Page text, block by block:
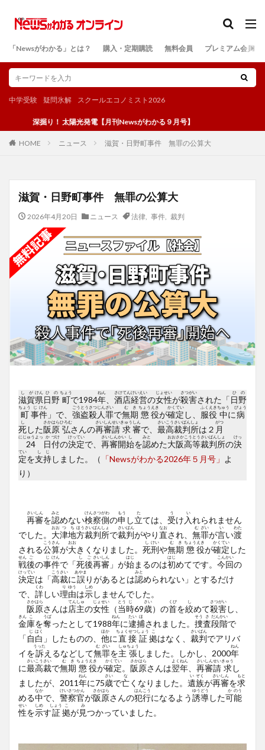
「Newsがわかる」とは？ 購入・定期購読 無料会員 プレミアム会員
中学受験 疑問氷解 スクールエコノミスト2026
深掘り！ 太陽光発電【月刊Newsがわかる９月号】
HOME ニュース 滋賀・日野町事件 無罪の公算大
滋賀・日野町事件 無罪の公算大
2026年4月20日 ニュース 法律, 事件, 裁判
滋
し
賀
が
県
けん
日
ひ
野
の
町
ちょう
で1984年
ねん
酒
さけ
店
てん
経
けい
営
えい
の女
じょ
性
せい
が殺
さつ
害
がい
された「日
ひ
野
の
町
ちょう
事
じ
件
けん
」で、 強
ごう
盗
とう
殺
さつ
人
じん
罪
ざい
で無
む
期
き
懲
ちょう
役
えき
が確
かく
定
てい
し、 服
ふく
役
えき
中
ちゅう
に病
びょう
死
し
した阪
さか
原
はら
弘
ひろむ
さんの再
さい
審
しん
請
せい
求
きゅう
審
しん
で、 最
さい
高
こう
裁
さい
判
ばん
所
しょ
は２ 月
がつ
24
にじゅうよっ
日
か
付
づけ
の決
けっ
定
てい
で、 再
さい
審
しん
開
かい
始
し
を認
みと
めた大
おお
阪
さか
高
こう
等
とう
裁
さい
判
ばん
所
しょ
の決
けっ
定
てい
を支
し
持
じ
しました。（ 「Newsがわかる2026年５月号」 よ
り）
再
さい
審
しん
を認
みと
めない検
けん
察
さつ
側
がわ
の申
もう
し立
た
ては、 受
う
け 入
い
れられません
でした。 大
おお
津
つ
地
ち
方
ほう
裁
さい
判
ばん
所
しょ
で裁
さい
判
ばん
がやり直
なお
され、 無
む
罪
ざい
が言
い
い渡
わた
される公
こう
算
さん
が大
おお
きくなりました。 死
し
刑
けい
や無
む
期
き
懲
ちょう
役
えき
が確
かく
定
てい
した
戦
せん
後
ご
の事
じ
件
けん
で「死
し
後
ご
再
さい
審
しん
」が始
はじ
まるのは初
はじ
めてです。 今
こん
回
かい
の
決
けっ
定
てい
は「高
こう
裁
さい
に誤
あやま
りがあるとは認
みと
められない」とするだけ
で、 詳
くわ
しい理
り
由
ゆう
は示
しめ
しませんでした。
阪
さか
原
はら
さんは店
てん
主
しゅ
の女
じょ
性
せい
（当
とう
時
じ
69歳
さい
）の首
くび
を絞
し
めて殺
さつ
害
がい
し、
金
きん
庫
こ
を奪
うば
ったとして1988年
ねん
に逮
たい
捕
ほ
されました。 捜
そう
査
さ
段
だん
階
かい
で
「自
じ
白
はく
」したものの、 他
ほか
に直
ちょく
接
せつ
証
しょう
拠
こ
はなく、 裁
さい
判
ばん
でアリバ
イを訴
うった
えるなどして無
む
罪
ざい
を主
しゅ
張
ちょう
しました。しかし、2000年
ねん
に最
さい
高
こう
裁
さい
で無
む
期
き
懲
ちょう
役
えき
が確
かく
定
てい
。 阪
さか
原
はら
さんは翌
よく
年
ねん
再
さい
審
しん
請
せい
求
きゅう
し
ましたが、2011年
ねん
に75歳
さい
で亡
な
くなりました。 遺
い
族
ぞく
が再
さい
審
しん
を求
もと
める中
なか
で、 警
けい
察
さつ
官
かん
が阪
さか
原
はら
さんの犯
はん
行
こう
になるよう誘
ゆう
導
どう
した可
か
能
のう
性
せい
を示
しめ
す証
しょう
拠
こ
が見
み
つかっていました。
検索